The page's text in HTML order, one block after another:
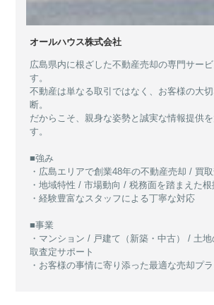
オールハウス株式会社
広島県内に根ざした不動産売却の専門サー
す。
不動産は単なる取引ではなく、お客様の大
断。
だからこそ、親身な姿勢と誠実な情報提供
す。
■強み
・広島エリアで創業48年の不動産売却 / 買
・地域特性 / 市場動向 / 税務面を踏まえた
・経験豊富なスタッフによる丁寧な対応
■事業
・マンション / 戸建て（新築・中古） / 土
取査定サポート
・お客様の事情に寄り添った最適な売却プ